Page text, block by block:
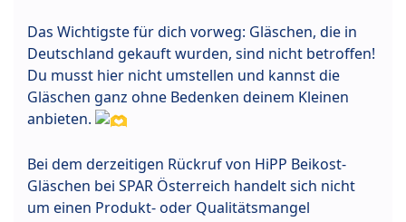
Das Wichtigste für dich vorweg: Gläschen, die in
Deutschland gekauft wurden, sind nicht betroffen!
Du musst hier nicht umstellen und kannst die
Gläschen ganz ohne Bedenken deinem Kleinen
anbieten.
Bei dem derzeitigen Rückruf von HiPP Beikost-
Gläschen bei SPAR Österreich handelt sich nicht
um einen Produkt- oder Qualitätsmangel